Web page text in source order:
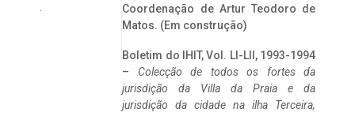
Coordenação de Artur Teodoro de
Matos. (Em construção)
Boletim do IHIT, Vol. LI-LII, 1993-1994
– Colecção de todos os fortes da
jurisdição da Villa da Praia e da
jurisdição da cidade na ilha Terceira,